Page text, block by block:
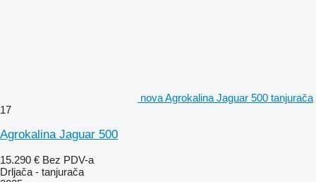
nova Agrokalina Jaguar 500 tanjurača
17
Agrokalina Jaguar 500
15.290 € Bez PDV-a
Drljača - tanjurača